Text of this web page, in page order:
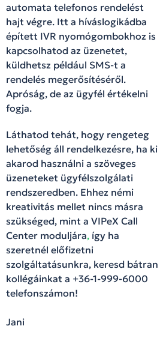
automata telefonos rendelést
hajt végre. Itt a híváslogikádba
épített IVR nyomógombokhoz is
kapcsolhatod az üzenetet,
küldhetsz például SMS-t a
rendelés megerősítéséről.
Apróság, de az ügyfél értékelni
fogja.
Láthatod tehát, hogy rengeteg
lehetőség áll rendelkezésre, ha ki
akarod használni a szöveges
üzeneteket ügyfélszolgálati
rendszeredben. Ehhez némi
kreativitás mellet nincs másra
szükséged, mint a VIPeX Call
Center moduljára, így ha
szeretnél előfizetni
szolgáltatásunkra, keresd bátran
kollégáinkat a +36-1-999-6000
telefonszámon!
Jani